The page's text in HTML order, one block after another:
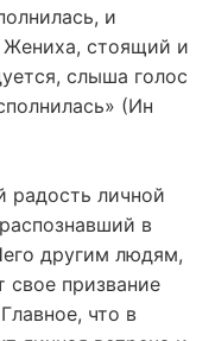
и
Жениха, стоящий и
слыша голос
(Ин
радость личной
в
другим людям,
свое призвание
что в